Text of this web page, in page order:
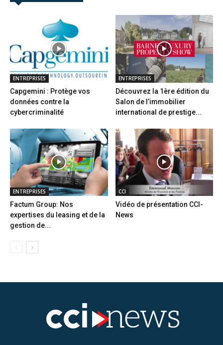
ENTREPRISES
Capgemini : Protège vos
données contre la
cybercriminalité
ENTREPRISES
Découvrez la 1ère édition du
Salon de l’immobilier
international de prestige...
ENTREPRISES
Factum Group: Nos
expertises du leasing et de la
gestion de...
CCI
Vidéo de présentation CCI-
News